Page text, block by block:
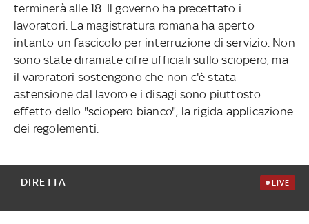
terminerà alle 18. Il governo ha precettato i
lavoratori. La magistratura romana ha aperto
intanto un fascicolo per interruzione di servizio. Non
sono state diramate cifre ufficiali sullo sciopero, ma
il varoratori sostengono che non c'è stata
astensione dal lavoro e i disagi sono piuttosto
effetto dello "sciopero bianco", la rigida applicazione
dei regolementi.
DIRETTA LIVE